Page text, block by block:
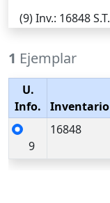
(9)Inv.: 16848S.T.
1 Ejemplar
U.
Info.
Inventario
9
16848